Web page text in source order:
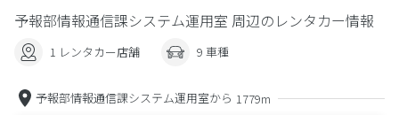
予報部情報通信課システム運用室 周辺のレンタカー情報
1 レンタカー店舗 9 車種
予報部情報通信課システム運用室から 1779m